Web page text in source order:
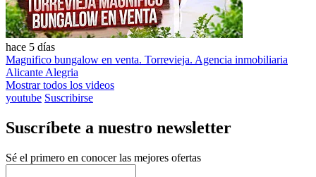
hace 5 días
Magnifico bungalow en venta. Torrevieja. Agencia inmobiliaria
Alicante Alegria
Mostrar todos los videos
youtube Suscribirse
Suscríbete a nuestro newsletter
Sé el primero en conocer las mejores ofertas